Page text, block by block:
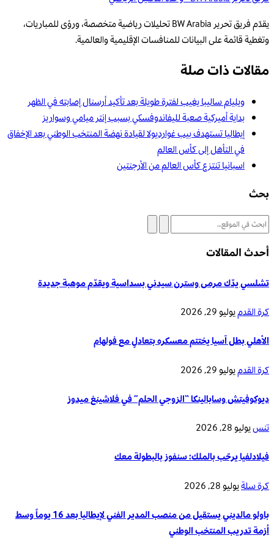
يقدّم فريق تحرير BW Arabia تحليلات رياضية متخصصة، ورؤى للمباريات،
وتغطية قائمة على البيانات للمنافسات الإقليمية والعالمية.
مقالات ذات صلة
ويليام ساليبا يغيب لفترة طويلة بعد تأكيد أرسنال إصابته في الظهر
بداية أميركية صعبة لليفاندوفسكي بسبب إنتر ميامي وسواريز
إيطاليا تستهدف بيب غوارديولا لقيادة نهضة المنتخب الوطني بعد الإخفاق
في التأهل إلى كأس العالم
اسبانيا تنتزع كأس العالم من الأرجنتين
بحث
أحدث المقالات
تشلسي يدّك مرمى وسترن سيدني بسداسية ويقدّم موهبة جديدة
كرة القدميوليو 29, 2026
الأهلي بطل آسيا يختتم معسكره بتعادلٍ مع فولهام
كرة القدميوليو 29, 2026
ديوكوفيتش وسابالينكا “الزوجي الحلم” في فلاشينغ ميدوز
تنسيوليو 28, 2026
فيلادلفيا يرحّب بالملك: سنفوز بالبطولة معك
كرة سلةيوليو 28, 2026
باولو مالديني يستقيل من منصب المدير الفني لإيطاليا بعد 16 يوماً وسط
أزمة تدريب المنتخب الوطني